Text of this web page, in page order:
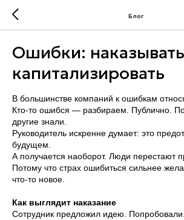
Блог
Ошибки:
капитализировать
В большинстве компаний к ошибкам
Кто-то ошибся — разбираем. Публично.
другие знали.
Руководитель искренне думает: это
будущем.
А получается наоборот. Люди перестают
Потому что страх ошибиться сильнее
что-то новое.
Как выглядит наказание
Сотрудник предложил идею.